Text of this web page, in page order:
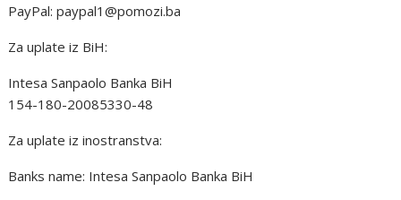
PayPal: paypal1@pomozi.ba
Za uplate iz BiH:
Intesa Sanpaolo Banka BiH
154-180-20085330-48
Za uplate iz inostranstva:
Banks name: Intesa Sanpaolo Banka BiH